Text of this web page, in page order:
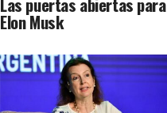
Elon Musk